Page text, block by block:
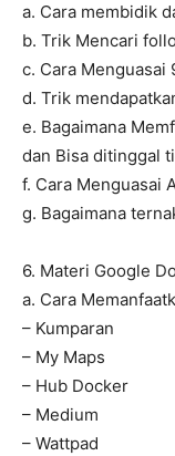
a. Cara membidik
b. Trik Mencari
c. Cara Menguasai
d. Trik
e. Bagaimana
dan Bisa ditinggal
f. Cara Menguasai
g. Bagaimana
6. Materi Google
a. Cara
– Kumparan
– My Maps
– Hub Docker
– Medium
– Wattpad